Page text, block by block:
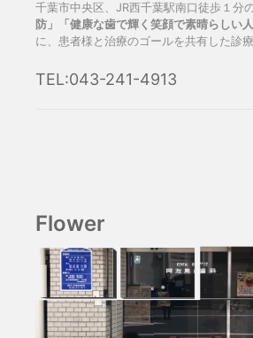
千葉市中央区、JR西千葉駅南口徒歩１分
防」「健康な歯で輝く笑顔で素晴らしい人
に、患者様と治療のゴールを共有した診
TEL:043-241-4913
Flower